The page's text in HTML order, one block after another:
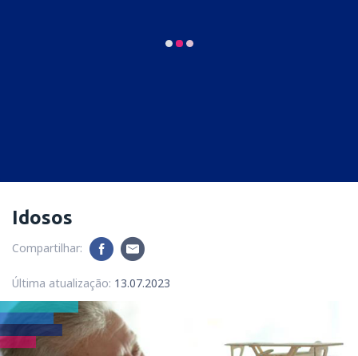
Idosos
Compartilhar:
Última atualização: 13.07.2023